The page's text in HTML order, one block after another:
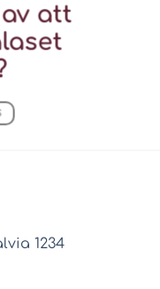
att
1234